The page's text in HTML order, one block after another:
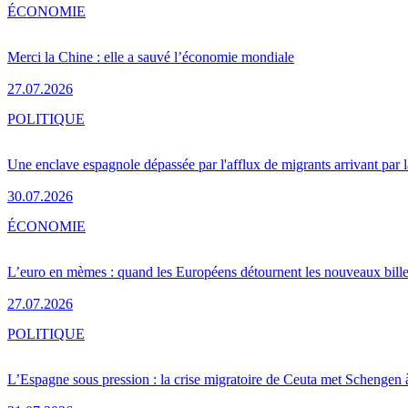
Merci la Chine : elle a sauvé l’économie mondiale
27.07.2026
ÉCONOMIE
Une enclave espagnole dépassée par l'afflux de migrants arrivant par
30.07.2026
POLITIQUE
L’euro en mèmes : quand les Européens détournent les nouveaux
27.07.2026
ÉCONOMIE
L’Espagne sous pression : la crise migratoire de Ceuta met Schengen
POLITIQUE